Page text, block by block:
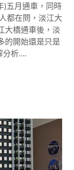
)五月通車，同時
都在問，淡江大
大橋通車後，淡
的開始還是只是
析....